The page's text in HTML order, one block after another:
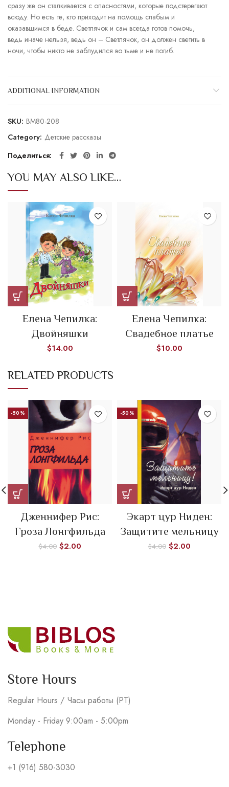
сразу же он сталкивается с опасностями, которые подстерегают
всюду. Но есть те, кто приходит на помощь слабым и
оказавшимся в беде. Светлячок и сам всегда готов помочь,
ведь иначе нельзя, ведь он – Светлячок, он должен светить в
ночи, чтобы никто не заблудился во тьме и не погиб.
ADDITIONAL INFORMATION
SKU: BM80-208
Category: Детские рассказы
Поделиться
YOU MAY ALSO LIKE…
Елена Чепилка:
Двойняшки
$14.00
Елена Чепилка:
Свадебное платье
$10.00
RELATED PRODUCTS
-50%
Дженнифер Рис:
Гроза Лонгфильда
$4.00 $2.00
-50%
Экарт цур Ниден:
Защитите мельницу
$4.00 $2.00
Store Hours
Regular Hours / Часы работы (PT)
Monday - Friday 9:00am - 5:00pm
Telephone
+1 (916) 580-3030